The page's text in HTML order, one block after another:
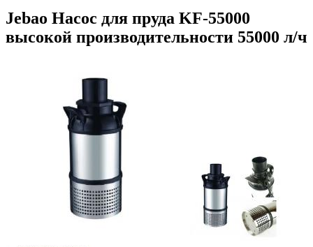
Jebao Насос для пруда KF-55000
высокой производительности 55000 л/ч